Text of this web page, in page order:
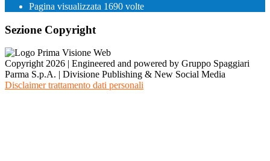
Pagina visualizzata 1690 volte
Sezione Copyright
Copyright 2026 | Engineered and powered by Gruppo Spaggiari
Parma S.p.A. | Divisione Publishing & New Social Media
Disclaimer trattamento dati personali